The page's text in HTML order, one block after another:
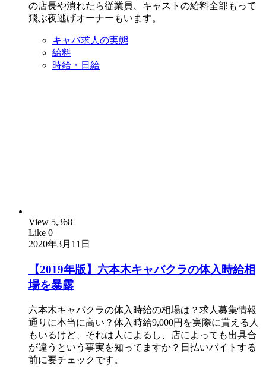
の店長や潰れたら従業員、キャストの給料全部もって
飛ぶ夜逃げオーナーもいます。
キャバ求人の実態
給料
時給・日給
View 5,368
Like 0
2020年3月11日
【2019年版】六本木キャバクラの体入時給相
場を暴露
六本木キャバクラの体入時給の相場は？求人募集情報
通りに本当に高い？体入時給9,000円を実際に貰える人
もいるけど、それは人によるし、店によっても出具合
が違うという事実を知ってますか？日払いバイトする
前に要チェックです。